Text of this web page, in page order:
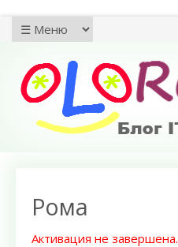
Рома
Активация не завершена.